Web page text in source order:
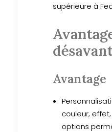
supérieure à
Avantage
couleur,
options